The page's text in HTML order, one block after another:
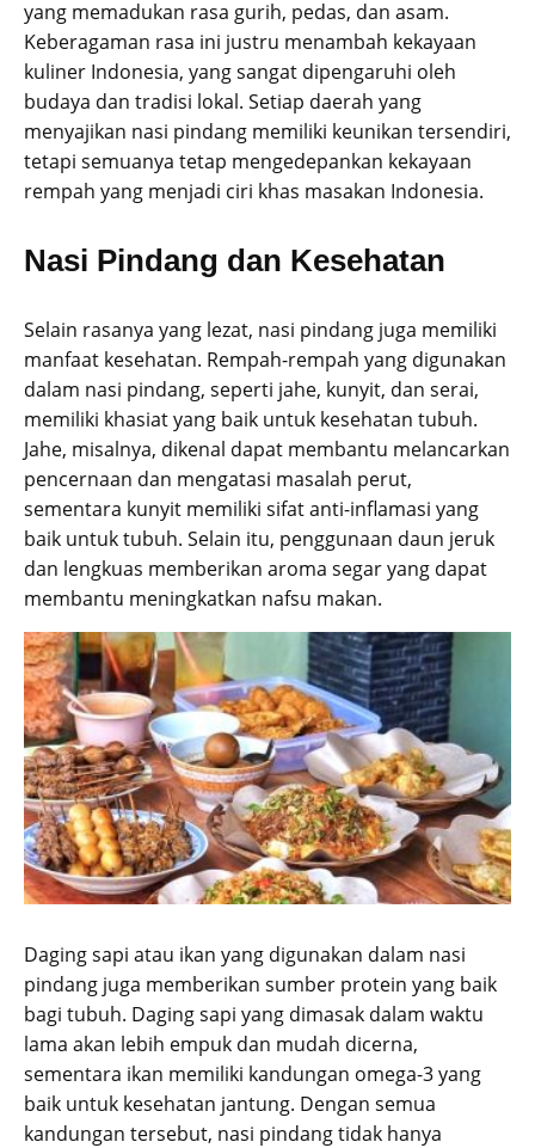
yang memadukan rasa gurih, pedas, dan asam.
Keberagaman rasa ini justru menambah kekayaan
kuliner Indonesia, yang sangat dipengaruhi oleh
budaya dan tradisi lokal. Setiap daerah yang
menyajikan nasi pindang memiliki keunikan tersendiri,
tetapi semuanya tetap mengedepankan kekayaan
rempah yang menjadi ciri khas masakan Indonesia.
Nasi Pindang dan Kesehatan
Selain rasanya yang lezat, nasi pindang juga memiliki
manfaat kesehatan. Rempah-rempah yang digunakan
dalam nasi pindang, seperti jahe, kunyit, dan serai,
memiliki khasiat yang baik untuk kesehatan tubuh.
Jahe, misalnya, dikenal dapat membantu melancarkan
pencernaan dan mengatasi masalah perut,
sementara kunyit memiliki sifat anti-inflamasi yang
baik untuk tubuh. Selain itu, penggunaan daun jeruk
dan lengkuas memberikan aroma segar yang dapat
membantu meningkatkan nafsu makan.
Daging sapi atau ikan yang digunakan dalam nasi
pindang juga memberikan sumber protein yang baik
bagi tubuh. Daging sapi yang dimasak dalam waktu
lama akan lebih empuk dan mudah dicerna,
sementara ikan memiliki kandungan omega-3 yang
baik untuk kesehatan jantung. Dengan semua
kandungan tersebut, nasi pindang tidak hanya